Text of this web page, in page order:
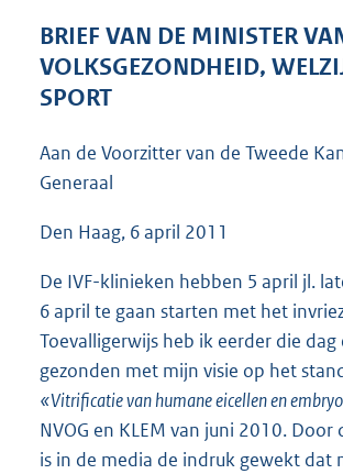
K
b
BRIEF VAN DE MINISTER
VOLKSGEZONDHEID,
SPORT
Aan de Voorzitter van de Tweede
Generaal
Den Haag, 6 april 2011
De IVF-klinieken hebben 5 april jl.
6 april te gaan starten met het
Toevalligerwijs heb ik eerder die dag
gezonden met mijn visie op het
«Vitrificatie van humane eicellen en
NVOG en KLEM van juni 2010. Door
is in de media de indruk gewekt dat